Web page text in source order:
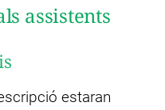
assistents
estaran